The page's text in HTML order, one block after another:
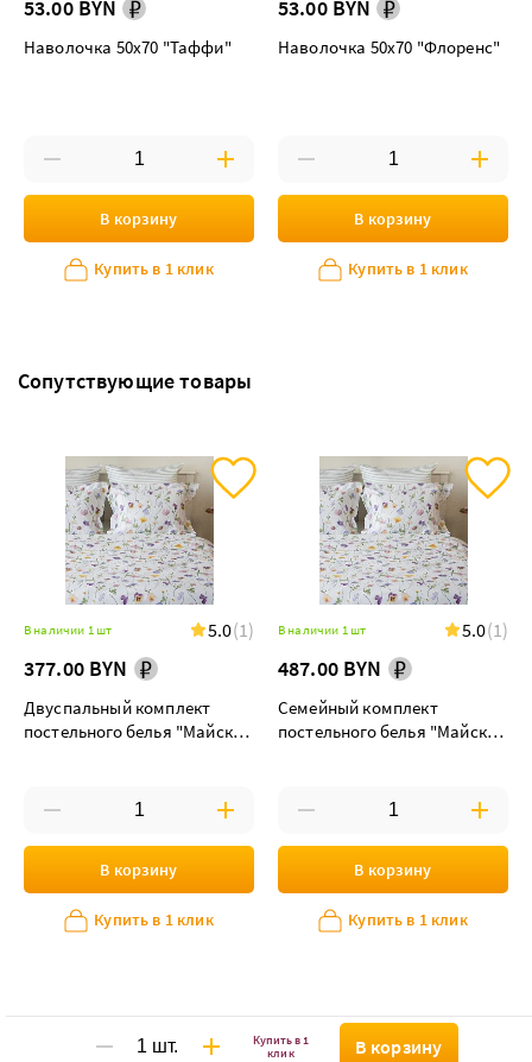
53.00 BYN
Наволочка 50х70 "Таффи"
В корзину
Купить в 1 клик
53.00 BYN
Наволочка 50х70 "Флоренс"
В корзину
Купить в 1 клик
Сопутствующие товары
В наличии 1 шт 5.0(1)
377.00 BYN
Двуспальный комплект
постельного белья "Майская
В корзину
Купить в 1 клик
В наличии 1 шт 5.0(1)
487.00 BYN
Семейный комплект
постельного белья "Майская
В корзину
Купить в 1 клик
Купить в 1
клик
В корзину